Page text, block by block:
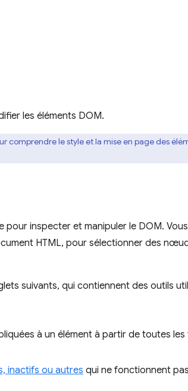
les éléments DOM.
comprendre le style et la mise en page des
inspecter et manipuler le DOM.
HTML, pour sélectionner des
suivants, qui contiennent des outils
à un élément à partir de toutes les
inactifs ou autres qui ne fonctionnent